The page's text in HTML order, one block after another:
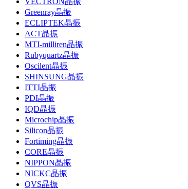
Greenray晶振
ECLIPTEK晶振
ACT晶振
MTI-milliren晶振
Rubyquartz晶振
Oscilent晶振
SHINSUNG晶振
ITTI晶振
PDI晶振
IQD晶振
Microchip晶振
Silicon晶振
Fortiming晶振
CORE晶振
NIPPON晶振
NICKC晶振
QVS晶振